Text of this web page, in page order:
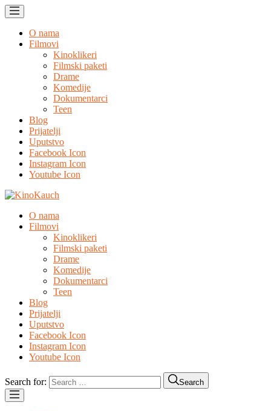
O nama
Filmovi
Kinoklikeri
Filmski paketi
Drame
Komedije
Dokumentarci
Teen
Blog
Prijatelji
Uputstvo
Facebook Icon
Instagram Icon
Youtube Icon
O nama
Filmovi
Kinoklikeri
Filmski paketi
Drame
Komedije
Dokumentarci
Teen
Blog
Prijatelji
Uputstvo
Facebook Icon
Instagram Icon
Youtube Icon
Search for: Search